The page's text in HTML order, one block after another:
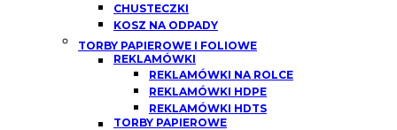
CHUSTECZKI
KOSZ NA ODPADY
TORBY PAPIEROWE I FOLIOWE
REKLAMÓWKI
REKLAMÓWKI NA ROLCE
REKLAMÓWKI HDPE
REKLAMÓWKI HDTS
TORBY PAPIEROWE